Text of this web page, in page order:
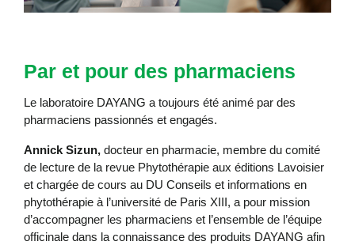
Par et pour des pharmaciens
Le laboratoire DAYANG a toujours été animé par des
pharmaciens passionnés et engagés.
Annick Sizun, docteur en pharmacie, membre du comité
de lecture de la revue Phytothérapie aux éditions Lavoisier
et chargée de cours au DU Conseils et informations en
phytothérapie à l’université de Paris XIII, a pour mission
d’accompagner les pharmaciens et l’ensemble de l’équipe
officinale dans la connaissance des produits DAYANG afin